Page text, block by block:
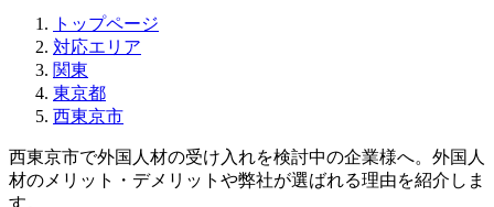
トップページ
対応エリア
関東
東京都
西東京市
西東京市で外国人材の受け入れを検討中の企業様へ。外国人
材のメリット・デメリットや弊社が選ばれる理由を紹介しま
す。